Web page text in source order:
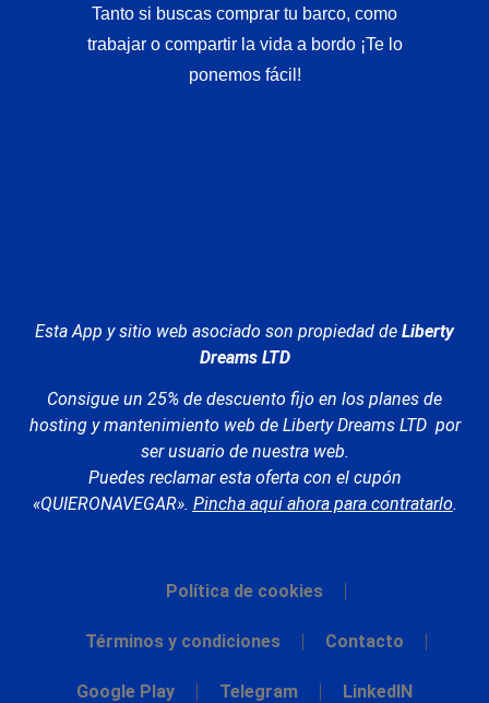
Tanto si buscas comprar tu barco, como
trabajar o compartir la vida a bordo ¡Te lo
ponemos fácil!
Esta App y sitio web asociado son propiedad de Liberty
Dreams LTD
Consigue un 25% de descuento fijo en los planes de
hosting y mantenimiento web de Liberty Dreams LTD por
ser usuario de nuestra web.
Puedes reclamar esta oferta con el cupón
«QUIERONAVEGAR». Pincha aquí ahora para contratarlo.
Política de cookies
Términos y condiciones Contacto
Google Play Telegram LinkedIN